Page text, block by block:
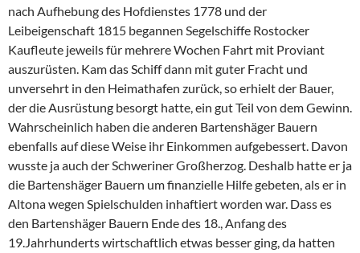
nach Aufhebung des Hofdienstes 1778 und der
Leibeigenschaft 1815 begannen Segelschiffe Rostocker
Kaufleute jeweils für mehrere Wochen Fahrt mit Proviant
auszurüsten. Kam das Schiff dann mit guter Fracht und
unversehrt in den Heimathafen zurück, so erhielt der Bauer,
der die Ausrüstung besorgt hatte, ein gut Teil von dem Gewinn.
Wahrscheinlich haben die anderen Bartenshäger Bauern
ebenfalls auf diese Weise ihr Einkommen aufgebessert. Davon
wusste ja auch der Schweriner Großherzog. Deshalb hatte er ja
die Bartenshäger Bauern um finanzielle Hilfe gebeten, als er in
Altona wegen Spielschulden inhaftiert worden war. Dass es
den Bartenshäger Bauern Ende des 18., Anfang des
19.Jahrhunderts wirtschaftlich etwas besser ging, da hatten